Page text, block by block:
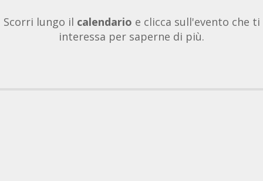
Scorri lungo il calendario e clicca sull'evento che ti
interessa per saperne di più.